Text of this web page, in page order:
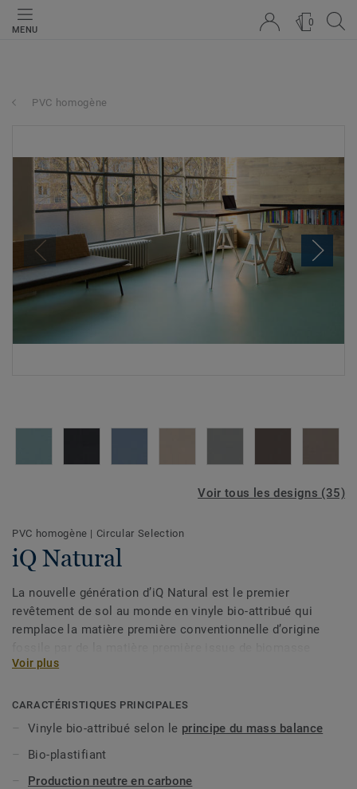
MENU
0
PVC homogène
Voir tous les designs (35)
PVC homogène | Circular Selection
iQ Natural
La nouvelle génération d’iQ Natural est le premier
revêtement de sol au monde en vinyle bio-attribué qui
remplace la matière première conventionnelle d’origine
renouvelable produite selon le
maîtres d’ouvrage une solution de revêtement de sol qui
réduit de plus de 60% les émissions de gaz à effet de serre
par rapport à la moyenne des revêtements de sol en vinyle
Voir plus
CARACTÉRISTIQUES PRINCIPALES
Vinyle bio-attribué selon le principe du mass balance
Bio-plastifiant
Production neutre en carbone